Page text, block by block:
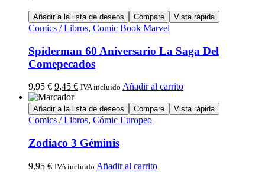
Añadir a la lista de deseos Compare Vista rápida
Comics / Libros, Comic Book Marvel
Spiderman 60 Aniversario La Saga Del
Comepecados
9,95€ 9,45 € IVA incluido Añadir al carrito
Añadir a la lista de deseos Compare Vista rápida
Comics / Libros, Cómic Europeo
Zodiaco 3 Géminis
9,95 € IVA incluido Añadir al carrito